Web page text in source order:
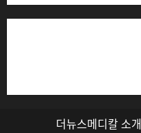
더뉴스메디칼 소개